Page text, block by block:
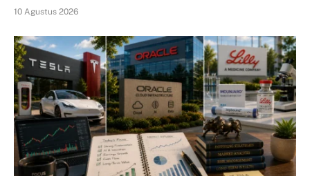
10 Agustus 2026